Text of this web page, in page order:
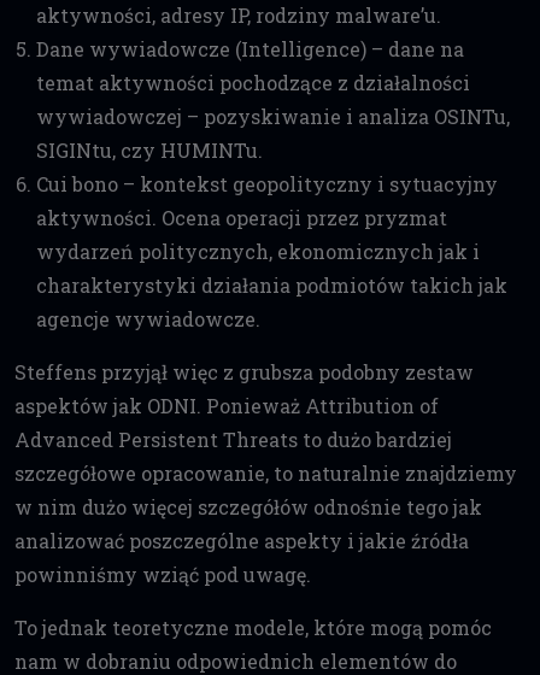
aktywności, adresy IP, rodziny malware’u.
Dane wywiadowcze (Intelligence) – dane na
temat aktywności pochodzące z działalności
wywiadowczej – pozyskiwanie i analiza OSINTu,
SIGINtu, czy HUMINTu.
Cui bono – kontekst geopolityczny i sytuacyjny
aktywności. Ocena operacji przez pryzmat
wydarzeń politycznych, ekonomicznych jak i
charakterystyki działania podmiotów takich jak
agencje wywiadowcze.
Steffens przyjął więc z grubsza podobny zestaw
aspektów jak ODNI. Ponieważ Attribution of
Advanced Persistent Threats to dużo bardziej
szczegółowe opracowanie, to naturalnie znajdziemy
w nim dużo więcej szczegółów odnośnie tego jak
analizować poszczególne aspekty i jakie źródła
powinniśmy wziąć pod uwagę.
To jednak teoretyczne modele, które mogą pomóc
nam w dobraniu odpowiednich elementów do